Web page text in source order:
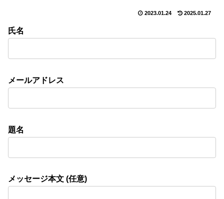
2023.01.24 2025.01.27
氏名
メールアドレス
題名
メッセージ本文 (任意)